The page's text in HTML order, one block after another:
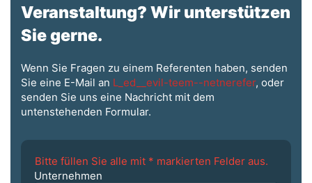
Veranstaltung? Wir unterstützen
Sie gerne.
Wenn Sie Fragen zu einem Referenten haben, senden
Sie eine E-Mail an L_ed__evil-teem--netnerefer, oder
senden Sie uns eine Nachricht mit dem
untenstehenden Formular.
Bitte füllen Sie alle mit * markierten Felder aus.
Unternehmen